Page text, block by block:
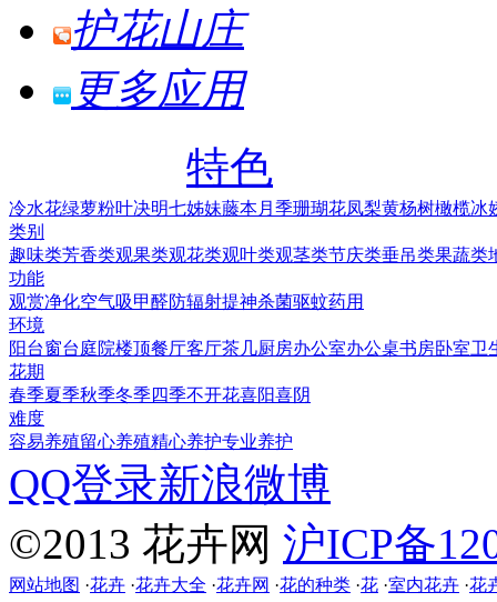
护花山庄
更多应用
特色
冷水花绿萝粉叶决明七姊妹藤本月季珊瑚花凤梨黄杨树橄榄冰
类别
趣味类芳香类观果类观花类观叶类观茎类节庆类垂吊类果蔬类
功能
观赏净化空气吸甲醛防辐射提神杀菌驱蚊药用
环境
阳台窗台庭院楼顶餐厅客厅茶几厨房办公室办公桌书房卧室卫
花期
春季夏季秋季冬季四季不开花喜阳喜阴
难度
容易养殖留心养殖精心养护专业养护
QQ登录新浪微博
©2013 花卉网 沪ICP备
网站地图 ·花卉 ·花卉大全 ·花卉网 ·花的种类 ·花 ·室内花卉 ·花